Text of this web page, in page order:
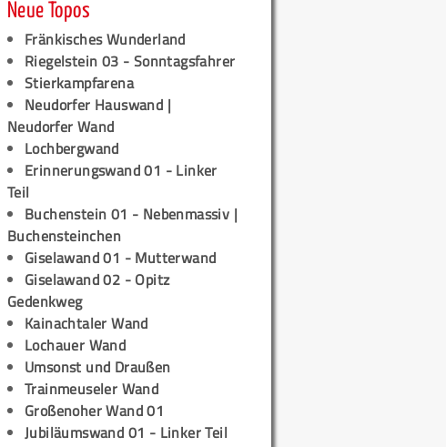
Neue Topos
Fränkisches Wunderland
Riegelstein 03 - Sonntagsfahrer
Stierkampfarena
Neudorfer Hauswand |
Neudorfer Wand
Lochbergwand
Erinnerungswand 01 - Linker
Teil
Buchenstein 01 - Nebenmassiv |
Buchensteinchen
Giselawand 01 - Mutterwand
Giselawand 02 - Opitz
Gedenkweg
Kainachtaler Wand
Lochauer Wand
Umsonst und Draußen
Trainmeuseler Wand
Großenoher Wand 01
Jubiläumswand 01 - Linker Teil